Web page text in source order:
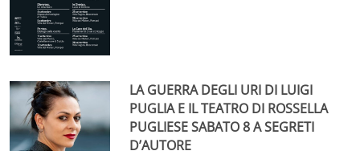
LA GUERRA DEGLI URI DI LUIGI
PUGLIA E IL TEATRO DI ROSSELLA
PUGLIESE SABATO 8 A SEGRETI
D’AUTORE